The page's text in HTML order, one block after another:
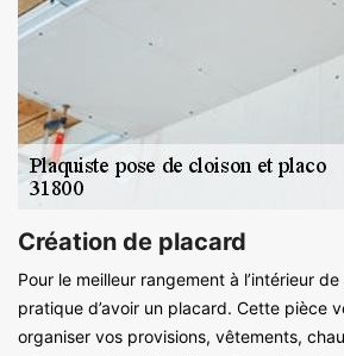
Création de placard
Pour le meilleur rangement à l’intérieur
pratique d’avoir un placard. Cette pièce
organiser vos provisions, vêtements,